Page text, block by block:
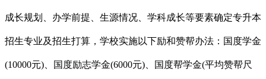
成长规划、办学前提、生源情况、学科成长等要素确定专升本
招生专业及招生打算，学校实施以下励和赞帮办法：国度学金
(10000元)、国度励志学金(6000元)、国度帮学金(平均赞帮尺